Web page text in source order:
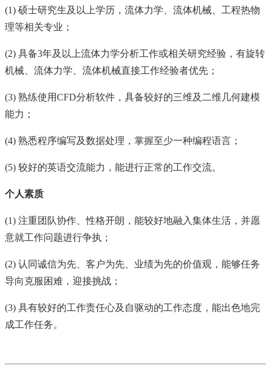
(1) 硕士研究生及以上学历，流体力学、流体机械、工程热物
理等相关专业；
(2) 具备3年及以上流体力学分析工作或相关研究经验，有旋转
机械、 流体力学、流体机械直接工作经验者优先；
(3) 熟练使用CFD分析软件，具备较好的三维及二维几何建模
能力；
(4) 熟悉程序编写及数据处理，掌握至少一种编程语言；
(5) 较好的英语交流能力，能进行正常的工作交流。
个人素质
(1) 注重团队协作、性格开朗，能较好地融入集体生活，并愿
意就工作问题进行争执；
(2) 认同诚信为先、客户为先、业绩为先的价值观，能够任务
导向克服困难，迎接挑战；
(3) 具有较好的工作责任心及自驱动的工作态度，能出色地完
成工作任务。